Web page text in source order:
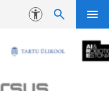
Juurdepääsetavus